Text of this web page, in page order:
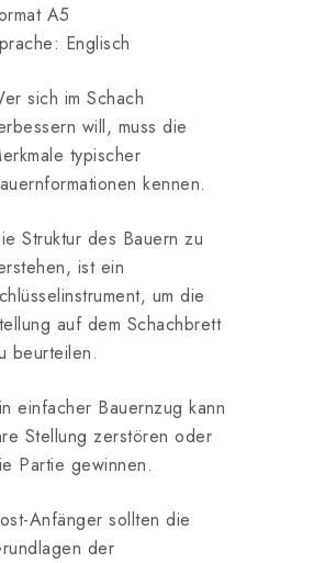
A5
Englisch
sich im Schach
will, muss die
typischer
kennen.
Struktur des Bauern zu
ist ein
um die
auf dem Schachbrett
beurteilen.
einfacher Bauernzug kann
Stellung zerstören oder
Partie gewinnen.
Anfänger sollten die
der